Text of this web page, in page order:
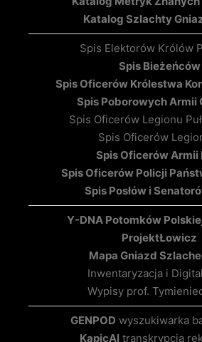
Katalog Szlachty
Spis Elektorów Królów
Spis Bieżeńców
Spis Oficerów Królestwa
Spis Poborowych Armii
Spis Oficerów Legionu
Spis Oficerów
Spis Oficerów Armii
Spis Oficerów Policji
Spis Posłów i
Y-DNA Potomków
ProjektŁowicz
Mapa Gniazd
Inwentaryzacja i
Wypisy prof.
GENPOD wyszukiwarka
KapicAItranskrypcja